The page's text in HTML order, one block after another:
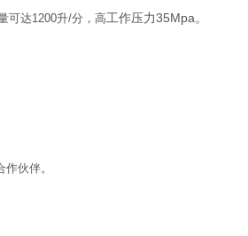
可达1200升/分，高工作压力35Mpa。
伙伴。